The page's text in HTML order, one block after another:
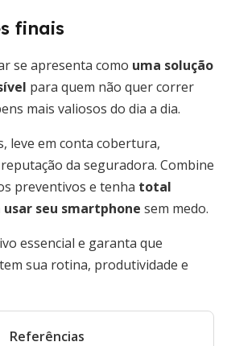
finais
se apresenta como uma solução
para quem não quer correr
mais valiosos do dia a dia.
leve em conta cobertura,
da seguradora. Combine
preventivos e tenha total
seu smartphone sem medo.
essencial e garanta que
sua rotina, produtividade e
Referências